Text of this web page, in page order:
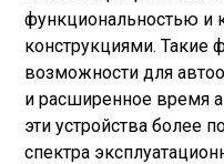
функциональностью
конструкциями. Такие
возможности для
и расширенное время
эти устройства более
спектра